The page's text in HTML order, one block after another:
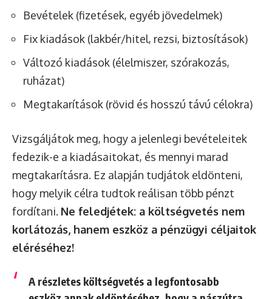
Bevételek (fizetések, egyéb jövedelmek)
Fix kiadások (lakbér/hitel, rezsi, biztosítások)
Változó kiadások (élelmiszer, szórakozás,
ruházat)
Megtakarítások (rövid és hosszú távú célokra)
Vizsgáljátok meg, hogy a jelenlegi bevételeitek
fedezik-e a kiadásaitokat, és mennyi marad
megtakarításra. Ez alapján tudjátok eldönteni,
hogy melyik célra tudtok reálisan több pénzt
fordítani. Ne feledjétek: a költségvetés nem
korlátozás, hanem eszköz a pénzügyi céljaitok
eléréséhez!
A részletes költségvetés a legfontosabb